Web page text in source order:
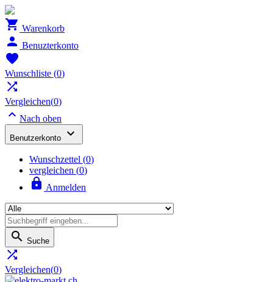
 Warenkorb
 Benuzterkonto

Wunschliste (0)

Vergleichen(0)
 Nach oben
Benutzerkonto 
Wunschzettel (0)
vergleichen (0)
 Anmelden
 Suche

Vergleichen(0)